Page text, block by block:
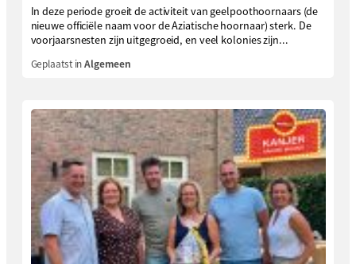
In deze periode groeit de activiteit van geelpoothoornaars (de
nieuwe officiële naam voor de Aziatische hoornaar) sterk. De
voorjaarsnesten zijn uitgegroeid, en veel kolonies zijn...
Geplaatst inAlgemeen